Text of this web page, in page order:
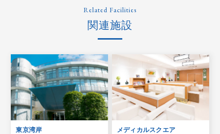
Related Facilities
関連施設
東京湾岸
メディカルスクエア